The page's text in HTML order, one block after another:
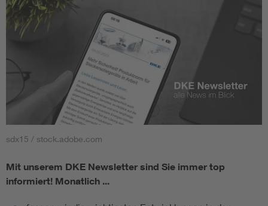
sdx15 / stock.adobe.com
Mit unserem DKE Newsletter sind Sie immer top
informiert! Monatlich ...